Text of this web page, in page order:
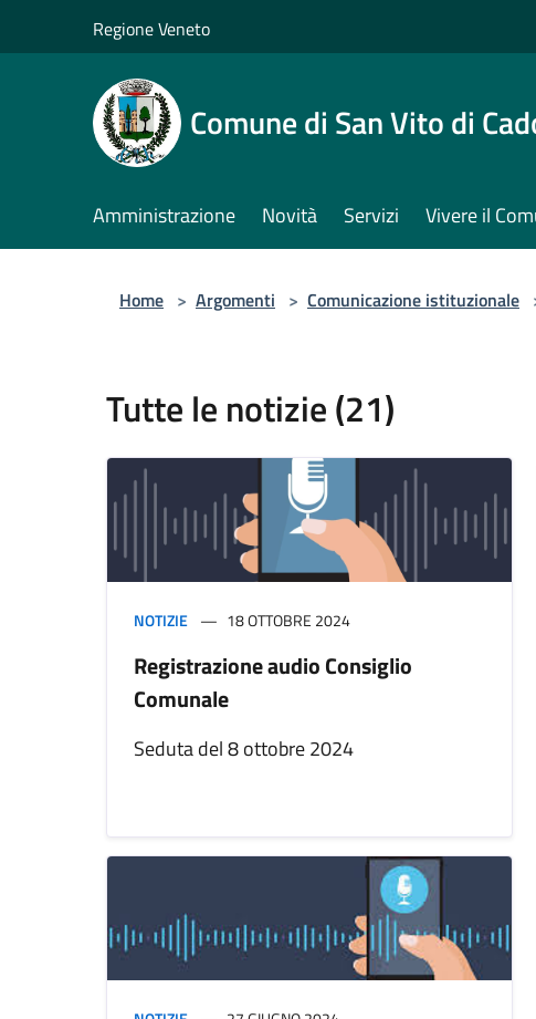
Regione Veneto
Comune di San Vito di
Amministrazione Novità Servizi Vivere il
Home > Argomenti > Comunicazione istituzionale
Tutte le notizie (21)
NOTIZIE 18 OTTOBRE 2024
Registrazione audio Consiglio
Comunale
Seduta del 8 ottobre 2024